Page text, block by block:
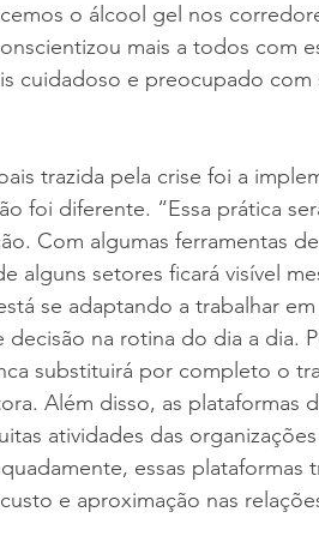
o álcool gel nos
mais a todos com
cuidadoso e preocupado com
trazida pela crise foi a
foi diferente. “Essa prática
Com algumas ferramentas
alguns setores ficará visível
se adaptando a trabalhar
decisão na rotina do dia a dia.
substituirá por completo o
Além disso, as plataformas
atividades das
essas plataformas
e aproximação nas